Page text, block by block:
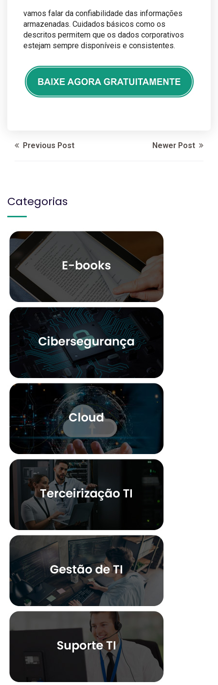
vamos falar da confiabilidade das informações
armazenadas. Cuidados básicos como os
descritos permitem que os dados corporativos
estejam sempre disponíveis e consistentes.
Previous Post Newer Post
Categorias